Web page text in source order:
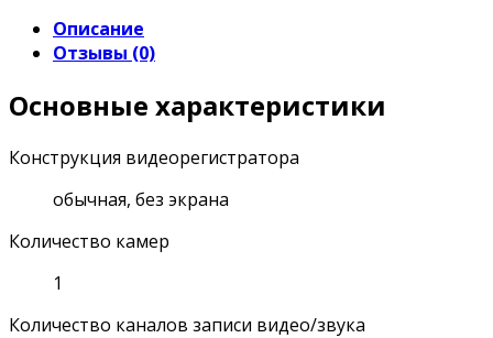
Описание
Отзывы (0)
Основные характеристики
Конструкция видеорегистратора
обычная, без экрана
Количество камер
1
Количество каналов записи видео/звука